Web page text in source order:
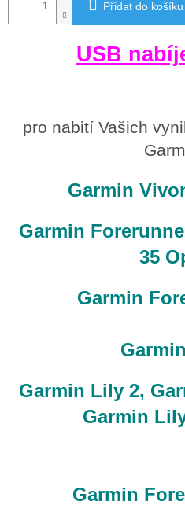
Přidat do košíku
USB
pro nabití Vašich
Garmin
Garmin
35
Garmin
Garmin Lily 2,
Garmin
Garmin